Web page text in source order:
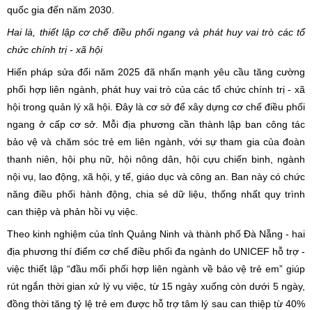
quốc gia đến năm 2030.
Hai là, thiết lập cơ chế điều phối ngang và phát huy vai trò các tổ
chức chính trị - xã hội
Hiến pháp sửa đổi năm 2025 đã nhấn mạnh yêu cầu tăng cường
phối hợp liên ngành, phát huy vai trò của các tổ chức chính trị - xã
hội trong quản lý xã hội. Đây là cơ sở để xây dựng cơ chế điều phối
ngang ở cấp cơ sở. Mỗi địa phương cần thành lập ban công tác
bảo vệ và chăm sóc trẻ em liên ngành, với sự tham gia của đoàn
thanh niên, hội phụ nữ, hội nông dân, hội cựu chiến binh, ngành
nội vụ, lao động, xã hội, y tế, giáo dục và công an. Ban này có chức
năng điều phối hành động, chia sẻ dữ liệu, thống nhất quy trình
can thiệp và phản hồi vụ việc.
Theo kinh nghiệm của tỉnh Quảng Ninh và thành phố Đà Nẵng - hai
địa phương thí điểm cơ chế điều phối đa ngành do UNICEF hỗ trợ -
việc thiết lập “đầu mối phối hợp liên ngành về bảo vệ trẻ em” giúp
rút ngắn thời gian xử lý vụ việc, từ 15 ngày xuống còn dưới 5 ngày,
đồng thời tăng tỷ lệ trẻ em được hỗ trợ tâm lý sau can thiệp từ 40%